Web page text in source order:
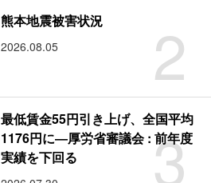
2
熊本地震被害状況
2026.08.05
3
最低賃金55円引き上げ、全国平均
1176円に―厚労省審議会 : 前年度
実績を下回る